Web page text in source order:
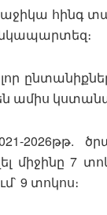
հինգ
ամիս
2026թթ.
միջինը 7
9 տոկոս։